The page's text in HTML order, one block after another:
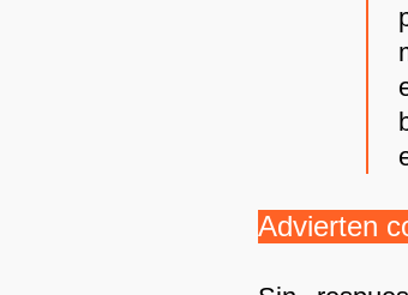
Advierten